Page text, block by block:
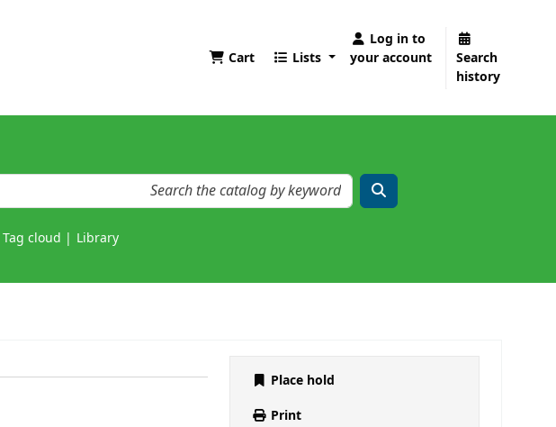
Cart Lists
Log in to
your account
Search
history
Tag cloud Library
Place hold
Print